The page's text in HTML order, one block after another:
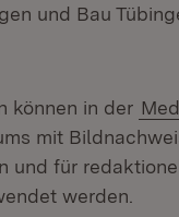
und Bau
können in der
mit
und für
werden.